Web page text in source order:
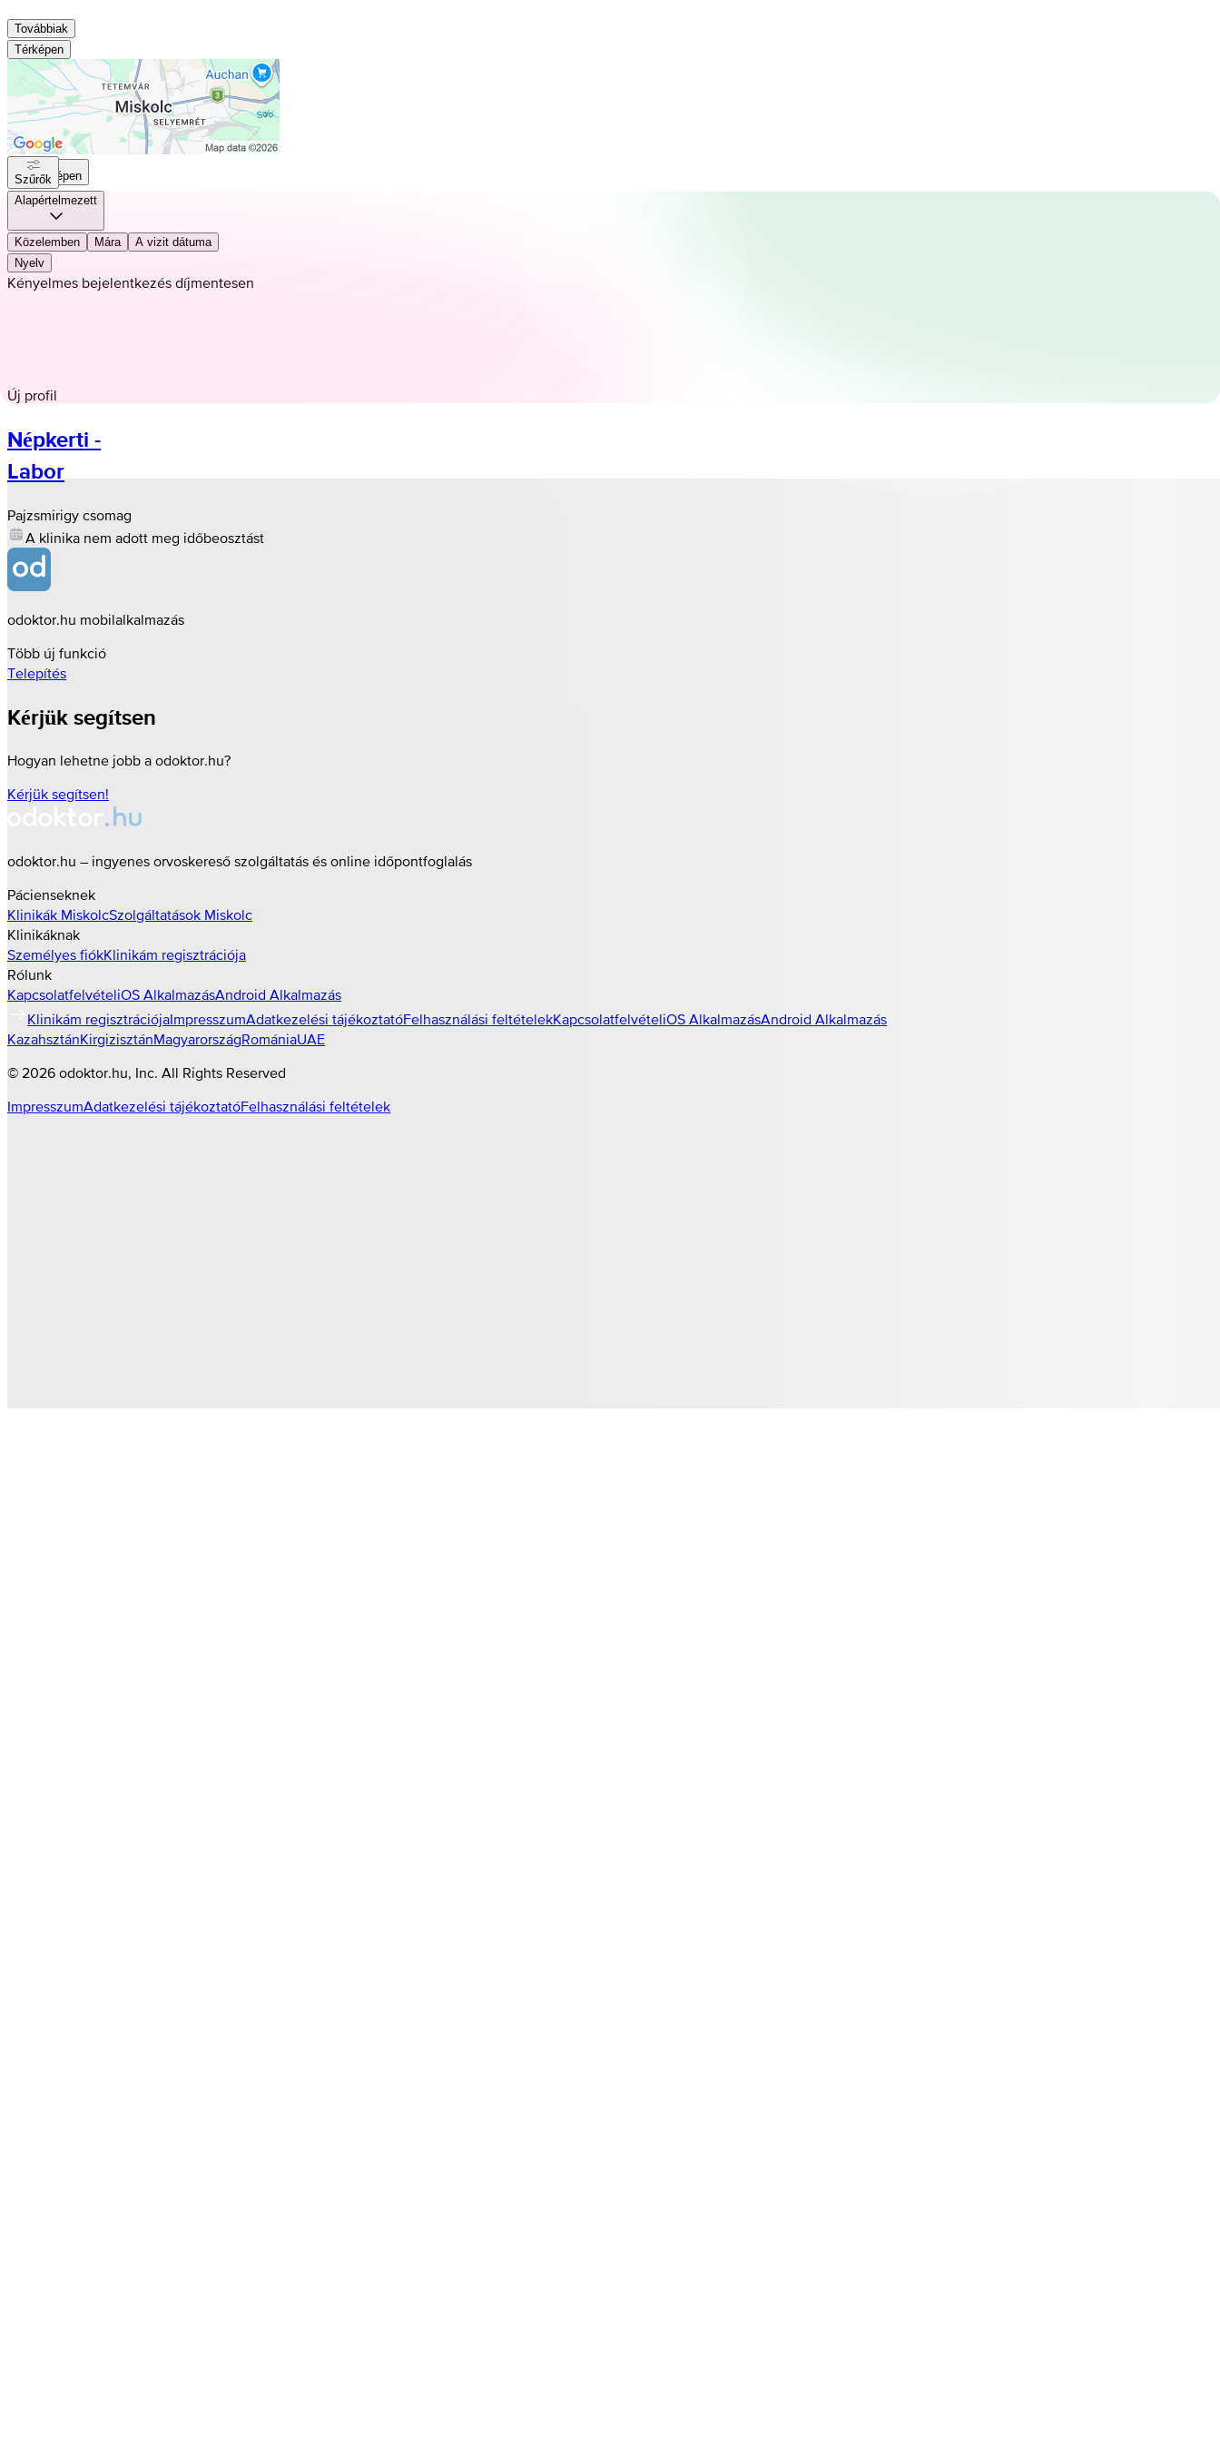
Továbbiak
Térképen
Térképen
Szűrők
Alapértelmezett
Közelemben Mára
A vizit dátuma
Nyelv
Kényelmes bejelentkezés díjmentesen
Új profil
Népkerti -
Labor
Pajzsmirigy csomag
A klinika nem adott meg időbeosztást
odoktor.hu mobilalkalmazás
Több új funkció
Telepítés
Kérjük segítsen
Hogyan lehetne jobb a odoktor.hu?
Kérjük segítsen!
odoktor.hu – ingyenes orvoskereső szolgáltatás és online időpontfoglalás
Pácienseknek
Klinikák MiskolcSzolgáltatások Miskolc
Klinikáknak
Személyes fiókKlinikám regisztrációja
Rólunk
KapcsolatfelvételiOS AlkalmazásAndroid Alkalmazás
Klinikám regisztrációjaImpresszumAdatkezelési tájékoztatóFelhasználási feltételekKapcsolatfelvételiOS AlkalmazásAndroid Alkalmazás
KazahsztánKirgizisztánMagyarországRomániaUAE
© 2026 odoktor.hu , Inc. All Rights Reserved
ImpresszumAdatkezelési tájékoztatóFelhasználási feltételek